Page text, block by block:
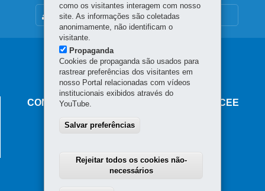
MAPA DO SITE
Navegação
principal
CONSELHO ESTADUAL DE EDUCAÇÃO - CEE
Av. Presidente Kennedy, 2511 - Guaíra
80610-011 - Curitiba
E-mail: cee-pr@seed.pr.gov.br
como os visitantes interagem com nosso
site. As informações são coletadas
anonimamente, não identificam o
visitante.
Propaganda
Cookies de propaganda são usados para
rastrear preferências dos visitantes em
nosso Portal relacionadas com vídeos
institucionais exibidos através do
YouTube.
Salvar preferências
Rejeitar todos os cookies não-
necessários